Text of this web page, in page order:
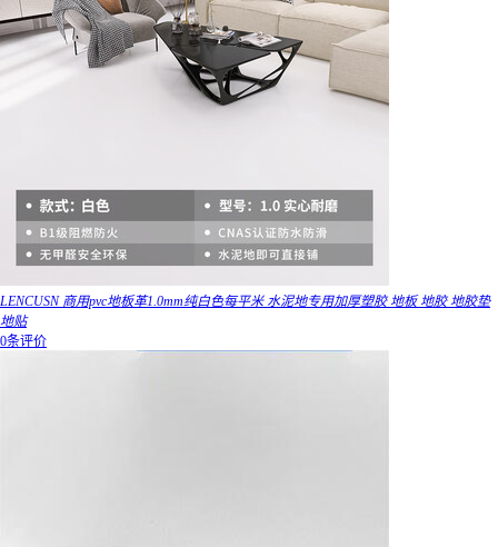
LENCUSN 商用pvc地板革1.0mm纯白色每平米 水泥地专用加厚塑胶 地板 地胶 地胶垫
地贴
0条评价